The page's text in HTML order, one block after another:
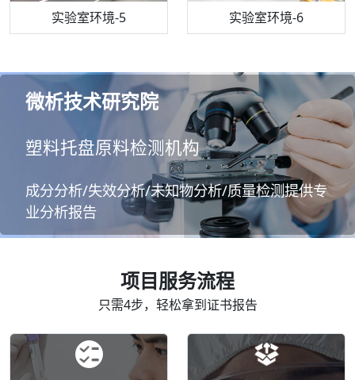
实验室环境-5 实验室环境-6
机构质检技术员-5 机构质检技术员-6
气相色谱仪 万能力学试验仪
微析技术研究院
塑料托盘原料检测机构
成分分析/失效分析/未知物分析/质量检测提供专
业分析报告
项目服务流程
只需4步，轻松拿到证书报告